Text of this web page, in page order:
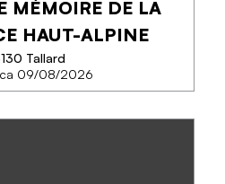
DI PIÙ
MÉMOIRE DE LA
HAUT-ALPINE
Tallard
09/08/2026